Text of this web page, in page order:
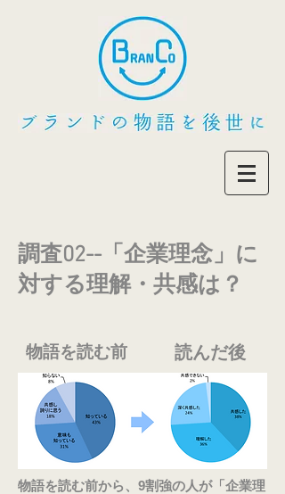
調査02--「企業理念」に
対する理解・共感は？
物語を読む前 読んだ後
物語を読む前から、9割強の人が「企業理